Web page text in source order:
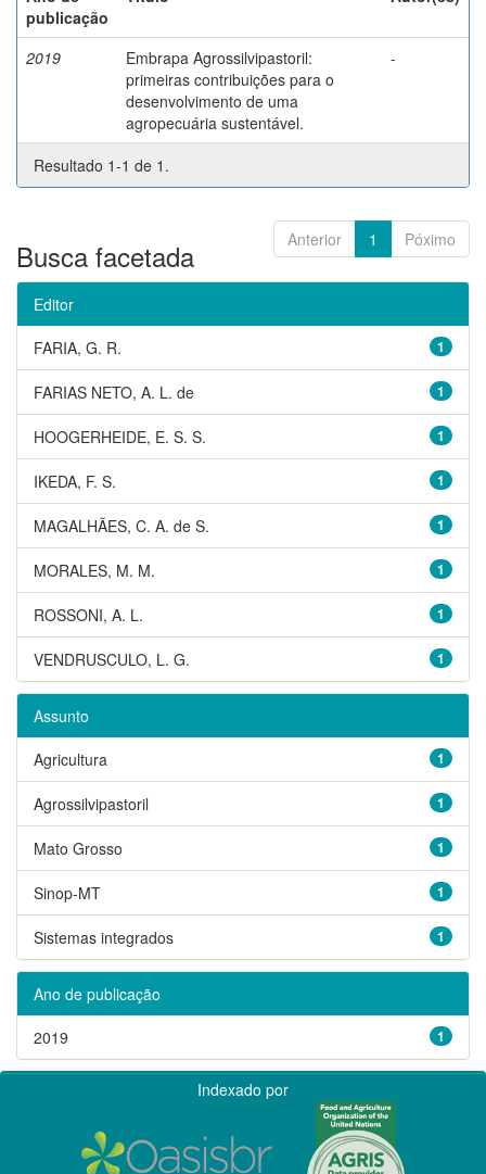
publicação
2019
Embrapa Agrossilvipastoril:
primeiras contribuições para o
desenvolvimento de uma
agropecuária sustentável.
-
Resultado 1-1 de 1.
Anterior 1 Póximo
Busca facetada
Editor
1
FARIA, G. R.
1
FARIAS NETO, A. L. de
1
HOOGERHEIDE, E. S. S.
1
IKEDA, F. S.
1
MAGALHÃES, C. A. de S.
1
MORALES, M. M.
1
ROSSONI, A. L.
1
VENDRUSCULO, L. G.
Assunto
1
Agricultura
1
Agrossilvipastoril
1
Mato Grosso
1
Sinop-MT
1
Sistemas integrados
Ano de publicação
1
2019
Indexado por